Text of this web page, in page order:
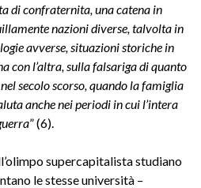
di confraternita, una catena in
nazioni diverse, talvolta in
avverse, situazioni storiche in
con l’altra, sulla falsariga di quanto
secolo scorso, quando la famiglia
anche nei periodi in cui l’intera
” (6).
supercapitalista studiano
le stesse università –